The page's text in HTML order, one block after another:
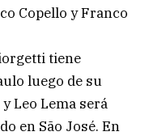
Copello y Franco
tiene
luego de su
Leo Lema será
en São José. En